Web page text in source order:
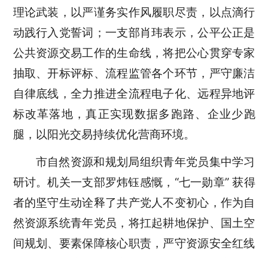
理论武装，以严谨务实作风履职尽责，以点滴行
动践行入党誓词；一支部肖玮表示，公平公正是
公共资源交易工作的生命线，将把公心贯穿专家
抽取、开标评标、流程监管各个环节，严守廉洁
自律底线，全力推进全流程电子化、远程异地评
标改革落地，真正实现数据多跑路、企业少跑
腿，以阳光交易持续优化营商环境。
市自然资源和规划局组织青年党员集中学习
研讨。机关一支部罗炜钰感慨， “七一勋章” 获得
者的坚守生动诠释了共产党人不变初心，作为自
然资源系统青年党员，将扛起耕地保护、国土空
间规划、要素保障核心职责，严守资源安全红线